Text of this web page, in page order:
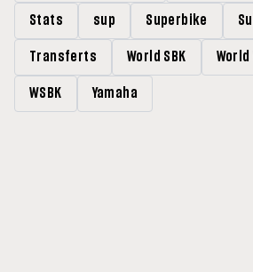
Stats sup Superbike
Transferts World SBK World
WSBK Yamaha